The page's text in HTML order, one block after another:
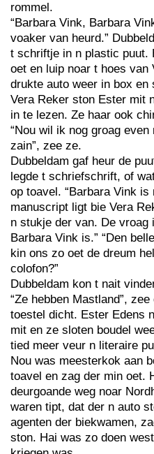
rommel.
“Barbara Vink, Barbara
voaker van heurd.”
t schriftje in n plastic puut.
oet en luip noar t hoes van
drukte auto weer in box
Vera Reker ston Ester mit
in te lezen. Ze haar ook
“Nou wil ik nog groag
zain”, zee ze.
Dubbeldam gaf heur de
legde t schriefschrift, of
op toavel. “Barbara Vink
manuscript ligt bie Vera
n stukje der van. De vroag
Barbara Vink is.” “Den
kin ons zo oet de dreum
colofon?”
Dubbeldam kon t nait
“Ze hebben Mastland”,
toestel dicht. Ester Edens
mit en ze sloten boudel
tied meer veur n literaire
Nou was meesterkok aan
toavel en zag der min oet.
deurgoande weg noar
waren tipt, dat der n auto
agenten der biekwamen,
ston. Hai was zo doen